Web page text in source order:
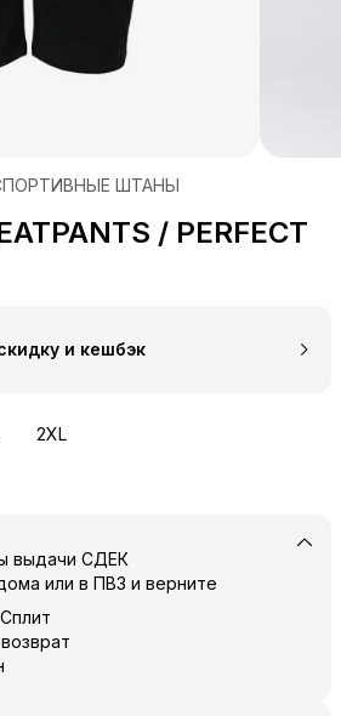
ШТАНЫ
/ PERFECT
и кешбэк
2XL
выдачи СДЕК
или в ПВЗ и верните